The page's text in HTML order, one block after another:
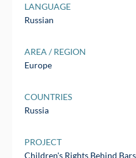
LANGUAGE
Russian
AREA / REGION
Europe
COUNTRIES
Russia
PROJECT
Children's Rights Behind